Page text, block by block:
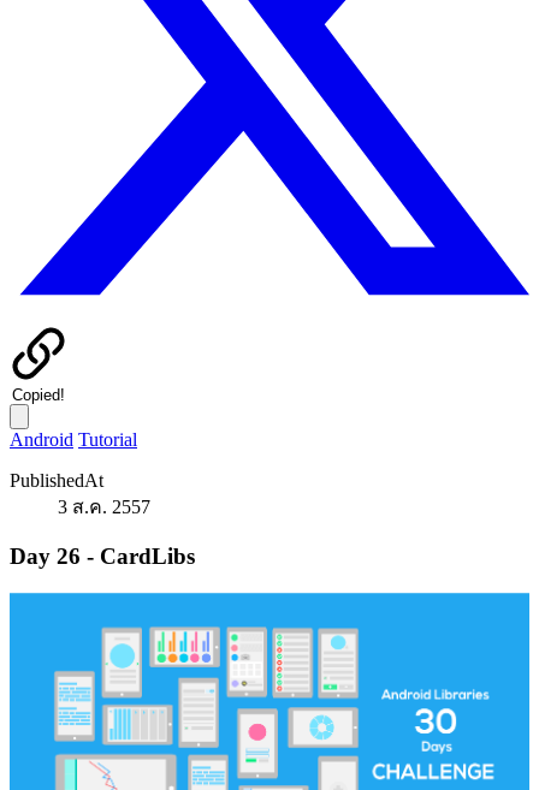
Copied!
Android Tutorial
PublishedAt
3 ส.ค. 2557
Day 26 - CardLibs